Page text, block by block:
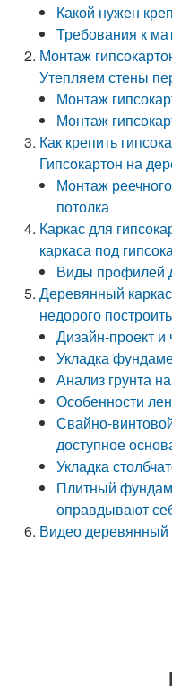
Какой нужен
Требования к
Монтаж
Утепляем стены
Монтаж
Монтаж
Как крепить
Гипсокартон на
Монтаж
потолка
Каркас для
каркаса под
Виды профилей
Деревянный
недорого
Дизайн-проект
Укладка
Анализ грунта
Особенности
Свайно-
доступное
Укладка
Плитный
оправдывают
Видео деревянный